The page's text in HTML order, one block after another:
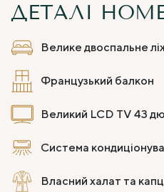
Велике двоспальне
Французький балкон
Великий LCD TV 43
Система
Власний халат та
ДЕТАЛІ